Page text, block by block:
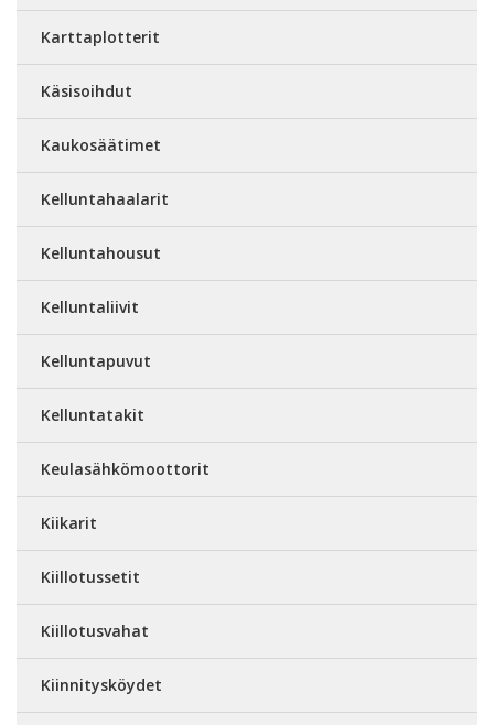
Karttaplotterit
Käsisoihdut
Kaukosäätimet
Kelluntahaalarit
Kelluntahousut
Kelluntaliivit
Kelluntapuvut
Kelluntatakit
Keulasähkömoottorit
Kiikarit
Kiillotussetit
Kiillotusvahat
Kiinnitysköydet